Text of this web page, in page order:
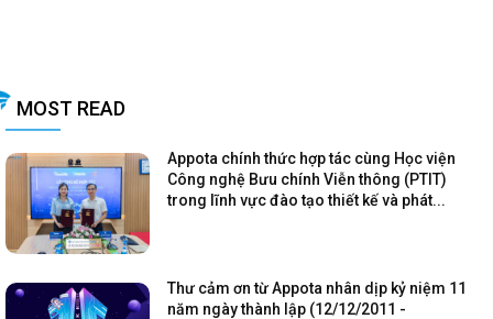
MOST READ
Appota chính thức hợp tác cùng Học viện
Công nghệ Bưu chính Viễn thông (PTIT)
trong lĩnh vực đào tạo thiết kế và phát...
Thư cảm ơn từ Appota nhân dịp kỷ niệm 11
năm ngày thành lập (12/12/2011 -